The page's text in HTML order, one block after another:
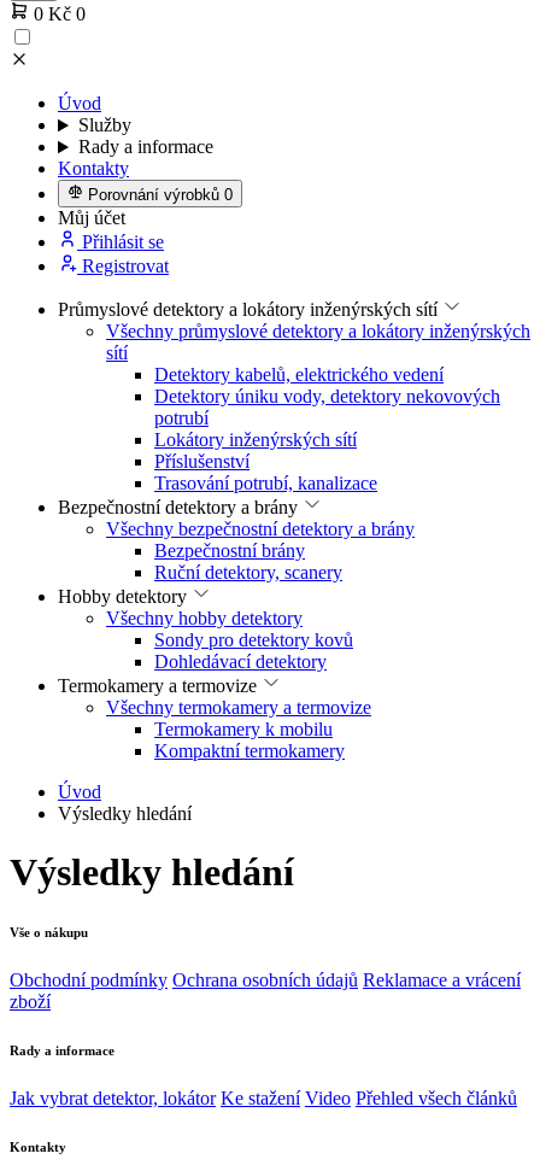
0 Kč 0
Úvod
Služby
Rady a informace
Kontakty
Porovnání výrobků0
Můj účet
Přihlásit se
Registrovat
Průmyslové detektory a lokátory inženýrských sítí
Všechny průmyslové detektory a lokátory inženýrských
sítí
Detektory kabelů, elektrického vedení
Detektory úniku vody, detektory nekovových
potrubí
Lokátory inženýrských sítí
Příslušenství
Trasování potrubí, kanalizace
Bezpečnostní detektory a brány
Všechny bezpečnostní detektory a brány
Bezpečnostní brány
Ruční detektory, scanery
Hobby detektory
Všechny hobby detektory
Sondy pro detektory kovů
Dohledávací detektory
Termokamery a termovize
Všechny termokamery a termovize
Termokamery k mobilu
Kompaktní termokamery
Úvod
Výsledky hledání
Výsledky hledání
Vše o nákupu
Obchodní podmínky Ochrana osobních údajů Reklamace a vrácení
zboží
Rady a informace
Jak vybrat detektor, lokátor Ke stažení Video Přehled všech článků
Kontakty